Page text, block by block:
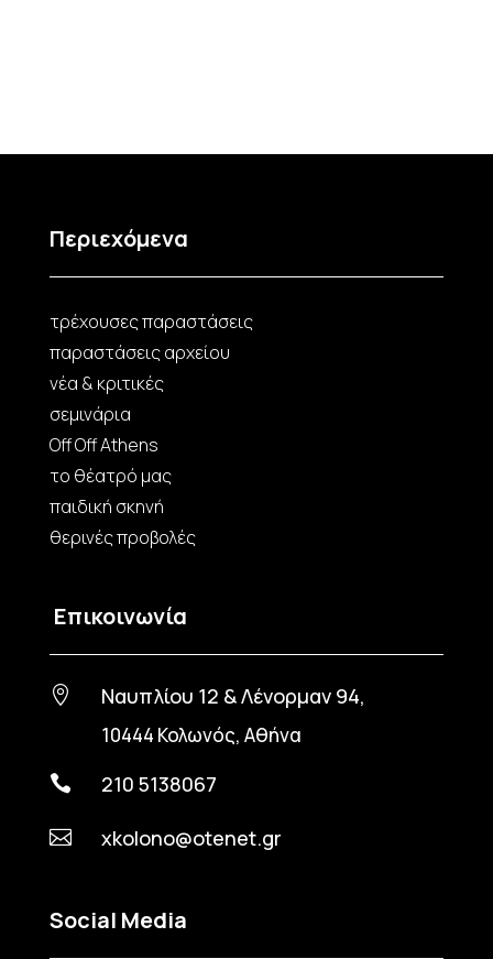
Περιεχόμενα
τρέχουσες παραστάσεις
παραστάσεις αρχείου
νέα & κριτικές
σεμινάρια
Off Off Athens
το θέατρό μας
παιδική σκηνή
θερινές προβολές
Επικοινωνία
 Ναυπλίου 12 & Λένορμαν 94,
10444 Κολωνός, Αθήνα
 210 5138067
 xkolono@otenet.gr
Social Media